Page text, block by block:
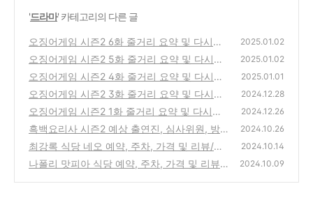
'드라마' 카테고리의 다른 글
오징어게임 시즌2 6화 줄거리 요약 및 다시보
기
(0)
2025.01.02
오징어게임 시즌2 5화 줄거리 요약 및 다시보
기
(0)
2025.01.02
오징어게임 시즌2 4화 줄거리 요약 및 다시보
기
(1)
2025.01.01
오징어게임 시즌2 3화 줄거리 요약 및 다시보
기
(0)
2024.12.28
오징어게임 시즌2 1화 줄거리 요약 및 다시보
기
(1)
2024.12.26
흑백요리사 시즌2 예상 출연진, 심사위원, 방
영 날짜 총정리
(1)
2024.10.26
최강록 식당 네오 예약, 주차, 가격 및 리뷰/평
점 총정리(식당 네오)
(4)
2024.10.14
나폴리 맛피아 식당 예약, 주차, 가격 및 리뷰/
2024.10.09